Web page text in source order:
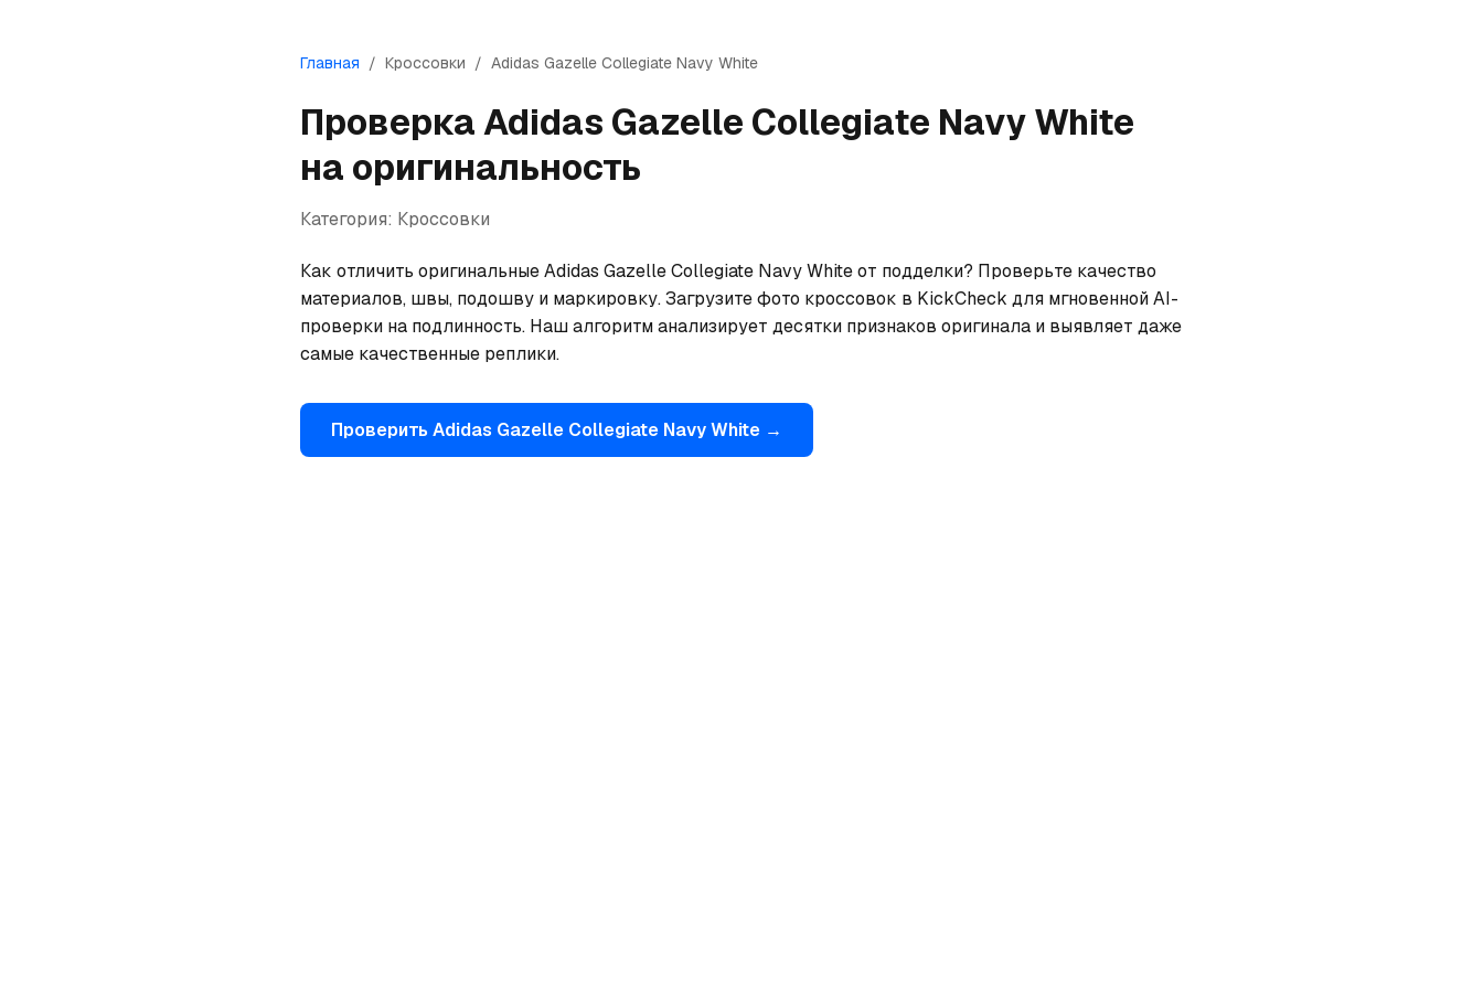
Главная / Кроссовки / Adidas Gazelle Collegiate Navy White
ПроверкаAdidas Gazelle Collegiate Navy White
на оригинальность
Категория: Кроссовки
Как отличить оригинальные Adidas Gazelle Collegiate Navy White от подделки? Проверьте качество
материалов, швы, подошву и маркировку. Загрузите фото кроссовок в KickCheck для мгновенной AI-
проверки на подлинность. Наш алгоритм анализирует десятки признаков оригинала и выявляет даже
самые качественные реплики.
Проверить Adidas Gazelle Collegiate Navy White →